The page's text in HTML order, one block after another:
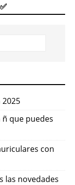
que puedes
con
las novedades